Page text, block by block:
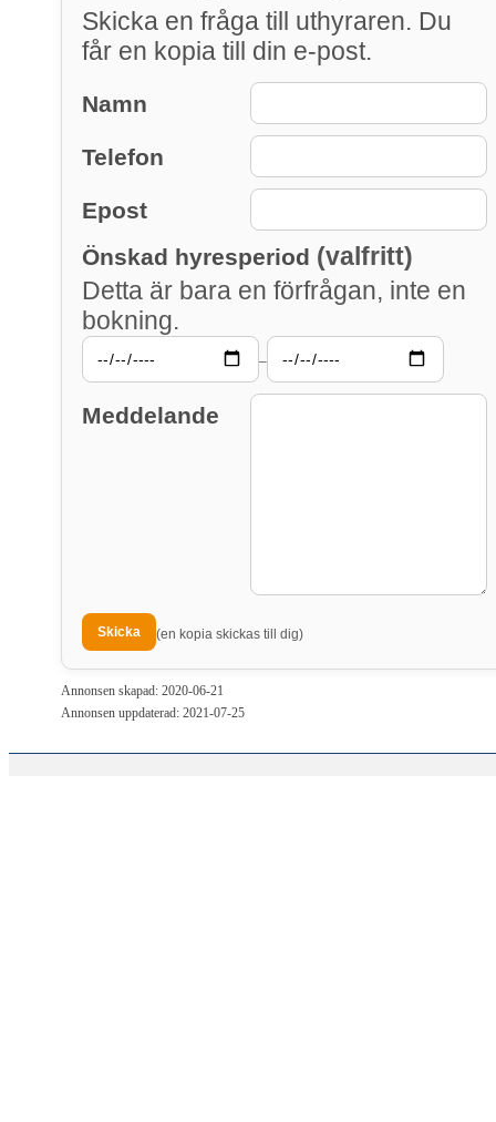
Skicka en fråga till uthyraren. Du
får en kopia till din e-post.
Namn
Telefon
Epost
Önskad hyresperiod (valfritt)
Detta är bara en förfrågan, inte en
bokning.
–
Meddelande
(en kopia skickas till dig)
Annonsen skapad: 2020-06-21
Annonsen uppdaterad: 2021-07-25